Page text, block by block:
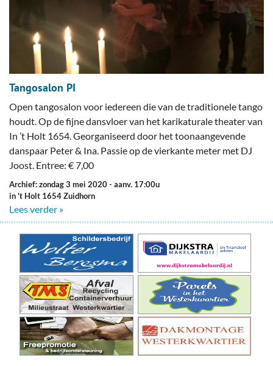
Tangosalon PI
Open tangosalon voor iedereen die van de traditionele tango
houdt. Op de fijne dansvloer van het karikaturale theater van
In ’t Holt 1654. Georganiseerd door het toonaangevende
danspaar Peter & Ina. Passie op de vierkante meter met DJ
Joost. Entree: € 7,00
Archief: zondag 3 mei 2020- aanv. 17:00u
in 't Holt 1654 Zuidhorn
Lees verder »